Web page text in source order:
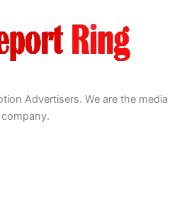
Advertisers. We are the media